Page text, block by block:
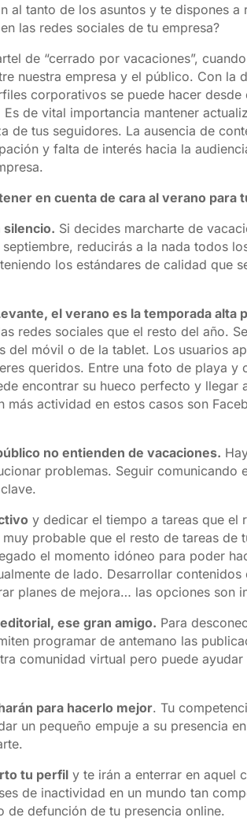
al tanto de los asuntos y te dispones a
las redes sociales de tu empresa?
de “cerrado por vacaciones”,
nuestra empresa y el público. Con la
corporativos se puede hacer
de vital importancia mantener
de tus seguidores. La ausencia de
y falta de interés hacia la
en cuenta de cara al verano para
silencio. Si decides marcharte de
reducirás a la nada todos
los estándares de calidad que
el verano es la temporada alta
redes sociales que el resto del año.
del móvil o de la tablet. Los usuarios
queridos. Entre una foto de playa y
encontrar su hueco perfecto y llegar
más actividad en estos casos son
no entienden de vacaciones.
problemas. Seguir comunicando
y dedicar el tiempo a tareas que el
probable que el resto de tareas de
el momento idóneo para poder
de lado. Desarrollar
planes de mejora… las opciones son
ese gran amigo. Para
programar de antemano las
comunidad virtual pero puede
para hacerlo mejor. Tu
un pequeño empuje a su presencia
tu perfil y te irán a enterrar en aquel
de inactividad en un mundo tan
de defunción de tu presencia online.